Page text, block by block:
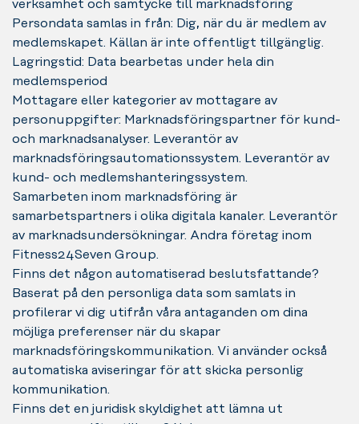
verksamhet och samtycke till marknadsföring
Persondata samlas in från: Dig, när du är medlem av
medlemskapet. Källan är inte offentligt tillgänglig.
Lagringstid: Data bearbetas under hela din
medlemsperiod
Mottagare eller kategorier av mottagare av
personuppgifter: Marknadsföringspartner för kund-
och marknadsanalyser. Leverantör av
marknadsföringsautomationssystem. Leverantör av
kund- och medlemshanteringssystem.
Samarbeten inom marknadsföring är
samarbetspartners i olika digitala kanaler. Leverantör
av marknadsundersökningar. Andra företag inom
Fitness24Seven Group.
Finns det någon automatiserad beslutsfattande?
Baserat på den personliga data som samlats in
profilerar vi dig utifrån våra antaganden om dina
möjliga preferenser när du skapar
marknadsföringskommunikation. Vi använder också
automatiska aviseringar för att skicka personlig
kommunikation.
Finns det en juridisk skyldighet att lämna ut